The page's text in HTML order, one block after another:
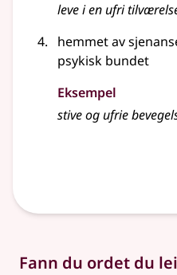
leve i en ufri
hemmet av
psykisk bundet
Eksempel
stive og ufrie
Fann du ordet du